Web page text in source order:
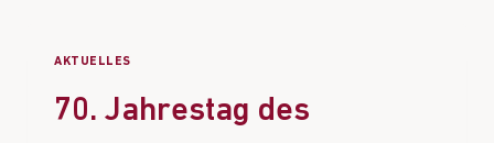
AKTUELLES
70. Jahrestag des